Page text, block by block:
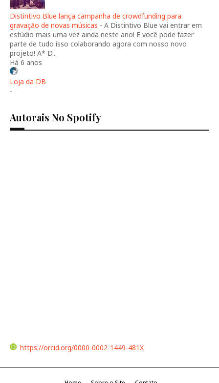
Distintivo Blue lança campanha de crowdfunding para
gravação de novas músicas - A Distintivo Blue vai entrar em
estúdio mais uma vez ainda neste ano! E você pode fazer
parte de tudo isso colaborando agora com nosso novo
projeto! A* D...
Há 6 anos
Loja da DB
-
Autorais No Spotify
https://orcid.org/0000-0002-1449-481X